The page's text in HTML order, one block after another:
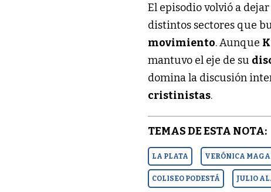
El episodio volvió a
distintos sectores que
movimiento. Aunque
mantuvo el eje de su
domina la discusión
cristinistas.
TEMAS DE ESTA NOTA:
LA PLATA VERÓNICA
COLISEO PODESTÁ JULIO